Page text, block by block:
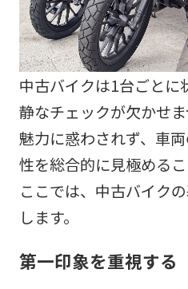
中古バイクは1台ごとに
静なチェックが欠かせ
魅力に惑わされず、車
性を総合的に見極めるこ
ここでは、中古バイク
します。
第一印象を重視する